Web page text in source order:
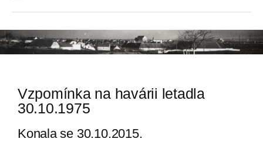
Vzpomínka na havárii letadla
30.10.1975
Konala se 30.10.2015.